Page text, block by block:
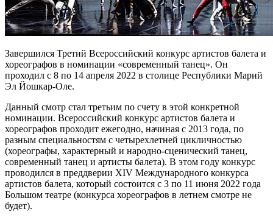
Завершился Третий Всероссийский конкурс артистов балета и
хореографов в номинации «современный танец». Он
проходил с 8 по 14 апреля 2022 в столице Республики Марий
Эл Йошкар-Оле.
Данный смотр стал третьим по счету в этой конкретной
номинации. Всероссийский конкурс артистов балета и
хореографов проходит ежегодно, начиная с 2013 года, по
разным специальностям с четырехлетней цикличностью
(хореографы, характерный и народно-сценический танец,
современный танец и артисты балета). В этом году конкурс
проводился в преддверии XIV Международного конкурса
артистов балета, который состоится с 3 по 11 июня 2022 года
Большом театре (конкурса хореографов в летнем смотре не
будет).